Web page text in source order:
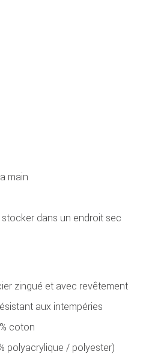
main
dans un endroit sec
zingué et avec revêtement
aux intempéries
coton
polyacrylique / polyester)